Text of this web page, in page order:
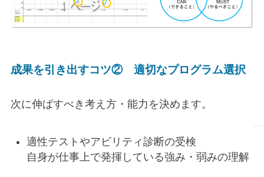
成果を引き出すコツ② 適切なプログラム選択
次に伸ばすべき考え方・能力を決めます。
適性テストやアビリティ診断の受検
自身が仕事上で発揮している強み・弱みの理解